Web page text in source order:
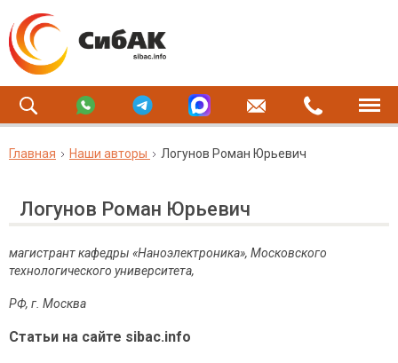
Главная Наши авторы Логунов Роман Юрьевич
Логунов Роман Юрьевич
магистрант кафедры «Наноэлектроника», Московского
технологического университета,
РФ, г. Москва
Статьи на сайте sibac.info